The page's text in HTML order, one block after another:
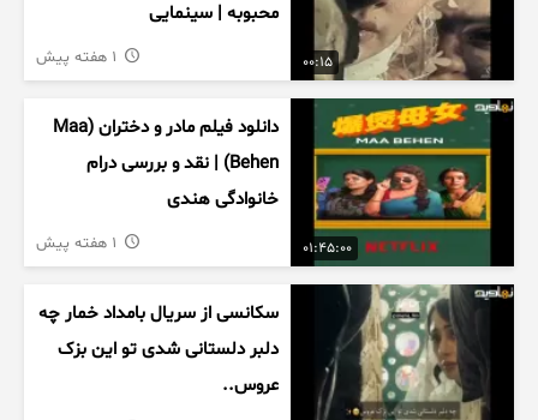
00:15
محبوبه | سینمایی
01:45:00
دانلود فیلم مادر و دختران (Maa
Behen) | نقد و بررسی درام
خانوادگی هندی
سکانسی از سریال بامداد خمار چه
دلبر دلستانی شدی تو این بزک
عروس..